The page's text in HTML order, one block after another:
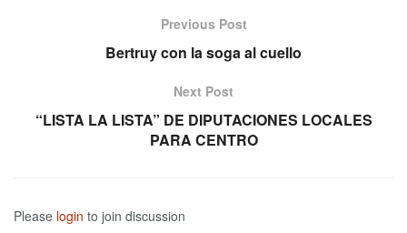
Previous Post
Bertruy con la soga al cuello
Next Post
“LISTA LA LISTA” DE DIPUTACIONES LOCALES
PARA CENTRO
Please login to join discussion